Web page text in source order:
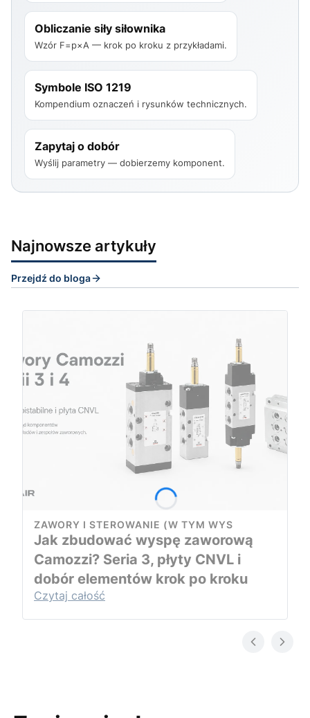
Obliczanie siły siłownika
Wzór F=p×A — krok po kroku z przykładami.
Symbole ISO 1219
Kompendium oznaczeń i rysunków technicznych.
Zapytaj o dobór
Wyślij parametry — dobierzemy komponent.
Najnowsze artykuły
Przejdź do bloga
ZAWORY I STEROWANIE (W TYM WYS
Jak zbudować wyspę zaworową
Camozzi? Seria 3, płyty CNVL i
dobór elementów krok po kroku
Czytaj całość